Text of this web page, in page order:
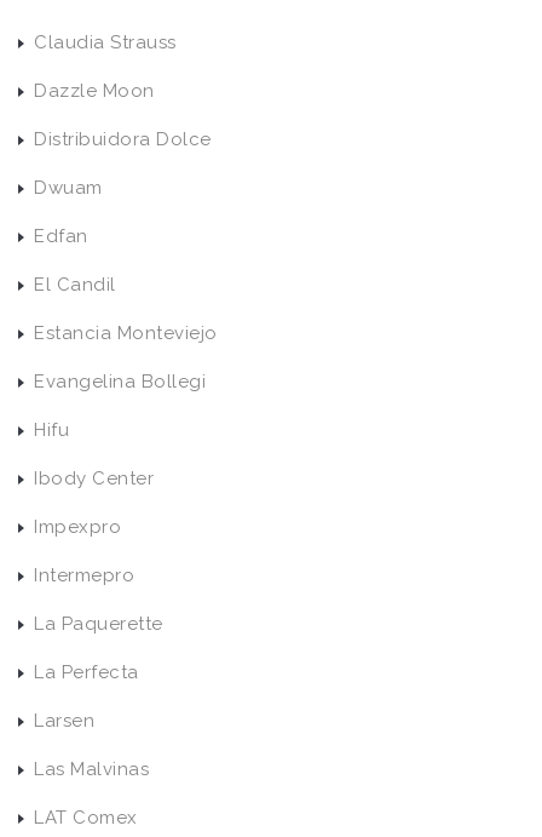
Claudia Strauss
Dazzle Moon
Distribuidora Dolce
Dwuam
Edfan
El Candil
Estancia Monteviejo
Evangelina Bollegi
Hifu
Ibody Center
Impexpro
Intermepro
La Paquerette
La Perfecta
Larsen
Las Malvinas
LAT Comex